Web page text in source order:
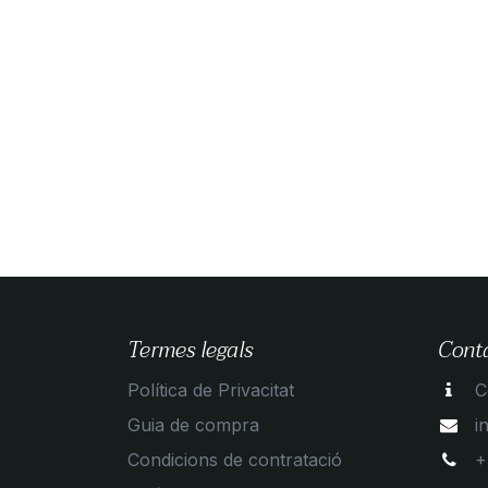
Termes legals
Política de Privacitat
Guia de compra
Condicions de contratació